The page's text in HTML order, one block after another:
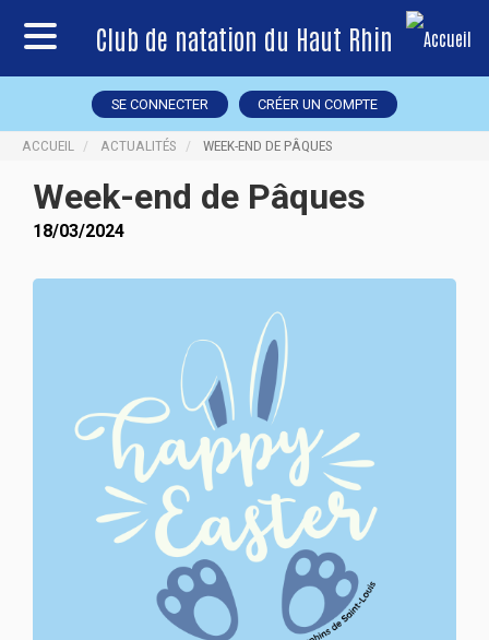
Club de natation du Haut Rhin
SE CONNECTER CRÉER UN COMPTE
ACCUEIL ACTUALITÉS WEEK-END DE PÂQUES
Week-end de Pâques
18/03/2024